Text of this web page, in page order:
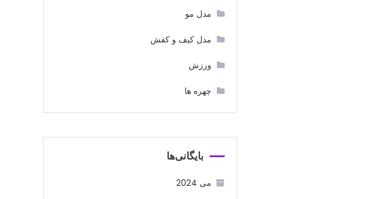
مدل مو
مدل کیف و کفش
ورزش
چهره ها
بایگانی‌ها
می 2024